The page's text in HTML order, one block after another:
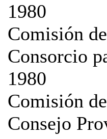
1980
Comisión
Consorcio
1980
Comisión
Consejo